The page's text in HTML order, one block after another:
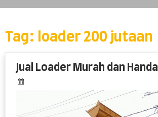
content
Tag: loader 200 jutaan
Jual Loader Murah dan Handal